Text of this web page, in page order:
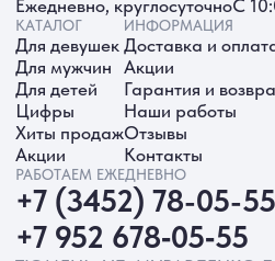
ИП Батырева Марина Александровна,
ИНН 720413822766, ОГРНИП
325723200064191
Политика обработки ПД
Согласие на обработку ПД
Политика Cookie
Согласие на рекламную рассылку
Разработка сайта